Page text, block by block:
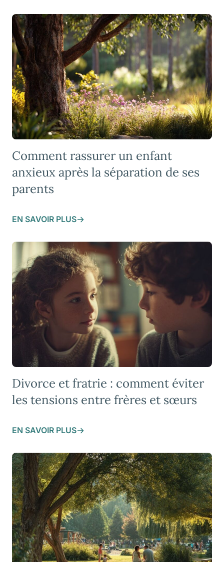
Comment rassurer un enfant
anxieux après la séparation de ses
parents
EN SAVOIR PLUS
Divorce et fratrie : comment éviter
les tensions entre frères et sœurs
EN SAVOIR PLUS